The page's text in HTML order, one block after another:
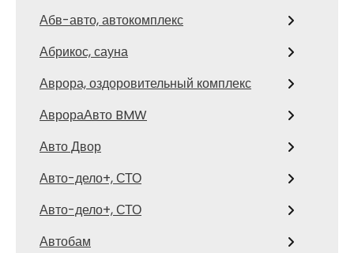
Абв-авто, автокомплекс
Абрикос, сауна
Аврора, оздоровительный комплекс
АврораАвто BMW
Авто Двор
Авто-дело+, СТО
Авто-дело+, СТО
Автобам